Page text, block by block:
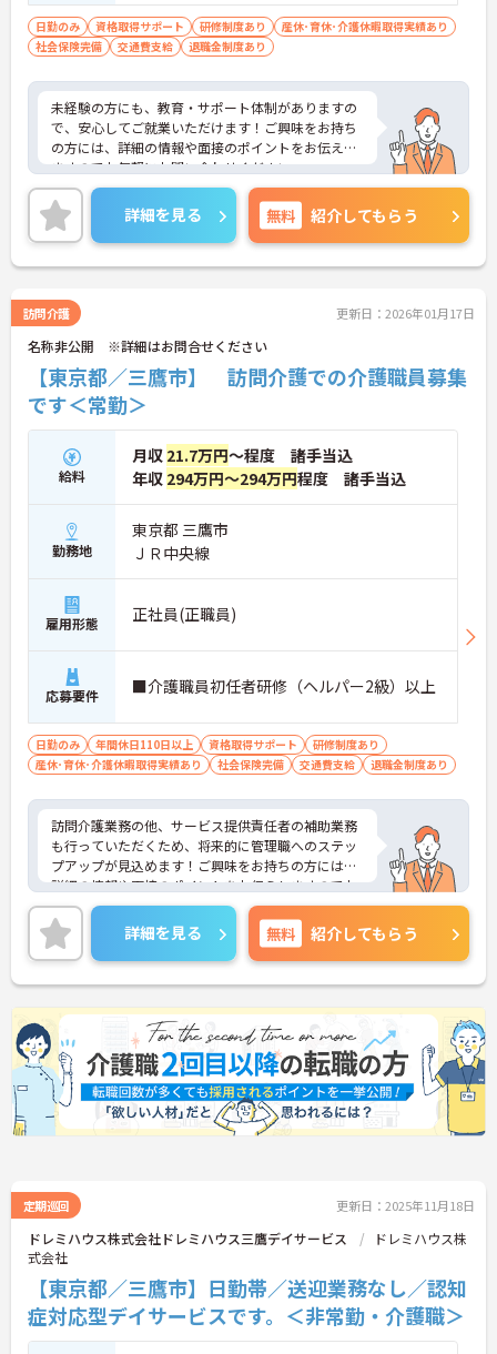
日勤のみ 資格取得サポート 研修制度あり
産休･育休･介護休暇取得実績あり
社会保険完備
交通費支給 退職金制度あり
未経験の方にも、教育・サポート体制がありますの
で、安心してご就業いただけます！ご興味をお持ち
の方には、詳細の情報や面接のポイントをお伝えし
ますのでお気軽にお問い合わせください。
詳細を見る 無料 紹介してもらう
訪問介護 更新日：2026年01月17日
名称非公開 ※詳細はお問合せください
【東京都／三鷹市】 訪問介護での介護職員募集
です＜常勤＞
給料
月収 21.7万円～程度 諸手当込
年収 294万円～294万円程度 諸手当込
勤務地
東京都 三鷹市
ＪＲ中央線
雇用形態 正社員(正職員)
応募要件 ■介護職員初任者研修（ヘルパー2級）以上
日勤のみ 年間休日110日以上 資格取得サポート
研修制度あり
産休･育休･介護休暇取得実績あり
社会保険完備 交通費支給 退職金制度あり
訪問介護業務の他、サービス提供責任者の補助業務
も行っていただくため、将来的に管理職へのステッ
プアップが見込めます！ご興味をお持ちの方には、
詳細の情報や面接のポイントをお伝えしますのでお
気軽にお問い合わせください。
詳細を見る 無料 紹介してもらう
定期巡回 更新日：2025年11月18日
ドレミハウス株式会社ドレミハウス三鷹デイサービス
ドレミハウス株
式会社
【東京都／三鷹市】日勤帯／送迎業務なし／認知
症対応型デイサービスです。＜非常勤・介護職＞